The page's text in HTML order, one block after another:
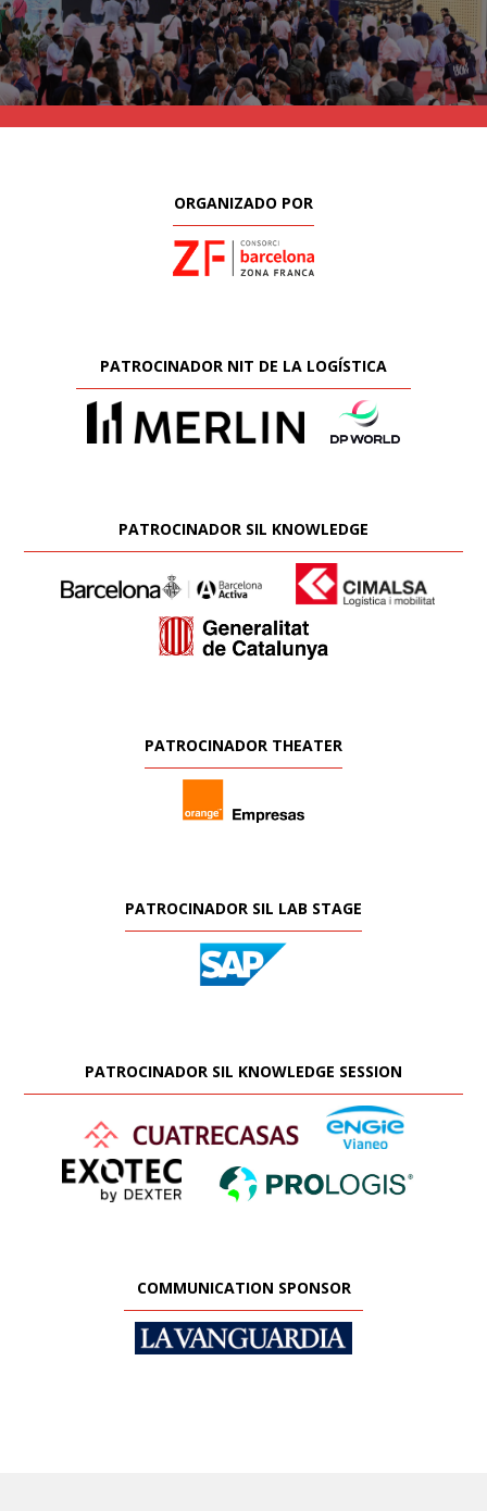
ORGANIZADO POR
PATROCINADOR NIT DE LA LOGÍSTICA
PATROCINADOR SIL KNOWLEDGE
PATROCINADOR THEATER
PATROCINADOR SIL LAB STAGE
PATROCINADOR SIL KNOWLEDGE SESSION
COMMUNICATION SPONSOR